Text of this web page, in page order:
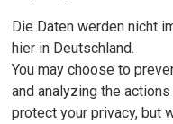
Die Daten werden nicht
hier in Deutschland.
You may choose to
and analyzing the
protect your privacy, but